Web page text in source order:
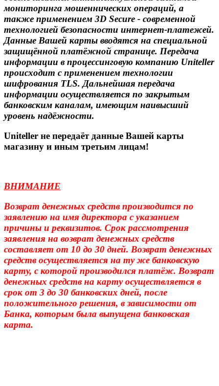
мониторинга мошеннических операций, а
также применением 3D Secure - современной
технологией безопасности интернет-платежей.
Данные Вашей карты вводятся на специальной
защищённой платёжной странице. Передача
информации в процессинговую компанию Uniteller
происходит с применением технологии
шифрования TLS. Дальнейшая передача
информации осуществляется по закрытым
банковским каналам, имеющим наивысший
уровень надёжности.
Uniteller не передаёт данные Вашей карты
магазину и иным третьим лицам!
ВНИМАНИЕ
Возврат денежных средств производится по
заявлению на имя директора с указанием
причины и реквизитов. Срок рассмотрения
заявления на возврат денежных средств
составляет от 10 до 30 дней. Возврат денежных
средств осуществляется на ту же банковскую
карту, с которой производился платёж. Возврат
денежных средств на карту осуществляется в
срок от 3 до 30 банковских дней, после
положительного решения, в зависимости от
Банка, которым была выпущена банковская
карта.